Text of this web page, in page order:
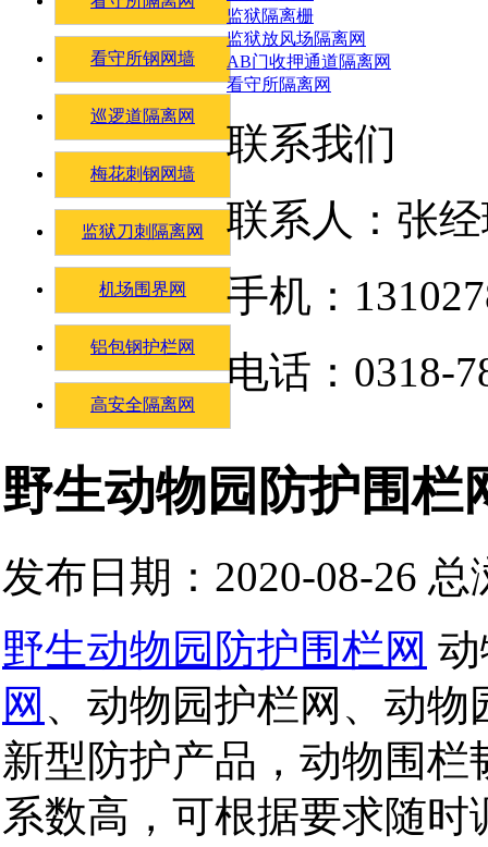
看守所钢网墙
巡逻道隔离网
梅花刺钢网墙
监狱刀刺隔离网
机场围界网
铝包钢护栏网
高安全隔离网
野生动物园防护围栏
发布日期：2020-08-26 总
野生动物园防护围栏网
网 、动物园护栏网、动
新型防护产品，动物围
系数高，可根据要求随
监狱隔离栅
监狱放风场隔离网
AB门收押通道隔离网
看守所隔离网
联系我们
联系人：张
手机：
电话：0318-